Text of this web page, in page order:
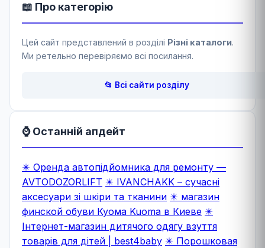
📖 Про категорію
Цей сайт представлений в розділі Різні каталоги.
Ми ретельно перевіряємо всі посилання.
📂 Всі сайти розділу
⌚ Останній апдейт
✴️ Оренда автопідйомника для ремонту —
AVTODOZORLIFT ✴️ IVANCHAKK – сучасні
аксесуари зі шкіри та тканини ✴️ магазин
финской обуви Куома Kuoma в Киеве ✴️
Інтернет-магазин дитячого одягу взуття
товарів для дітей | best4baby ✴️ Порошковая